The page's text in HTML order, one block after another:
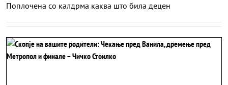
Поплочена со калдрма каква што била децен